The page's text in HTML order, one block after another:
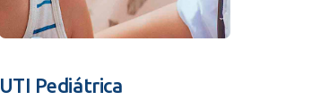
UTI Pediátrica